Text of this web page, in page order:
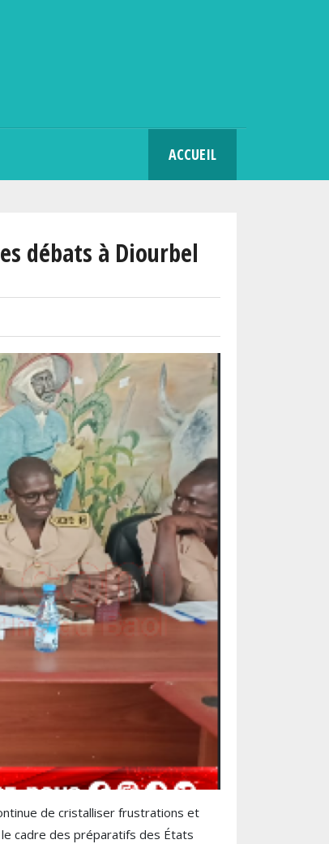
ACCUEIL
débats à Diourbel
de cristalliser frustrations et
cadre des préparatifs des États